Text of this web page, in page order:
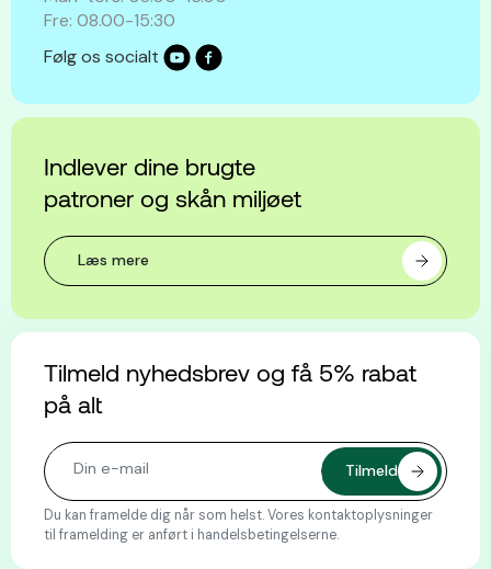
Fre: 08.00-15:30
Følg os socialt
Indlever dine brugte
patroner og skån miljøet
Læs mere
Tilmeld nyhedsbrev og få 5% rabat
på alt
Du kan framelde dig når som helst. Vores kontaktoplysninger
til framelding er anført i handelsbetingelserne.